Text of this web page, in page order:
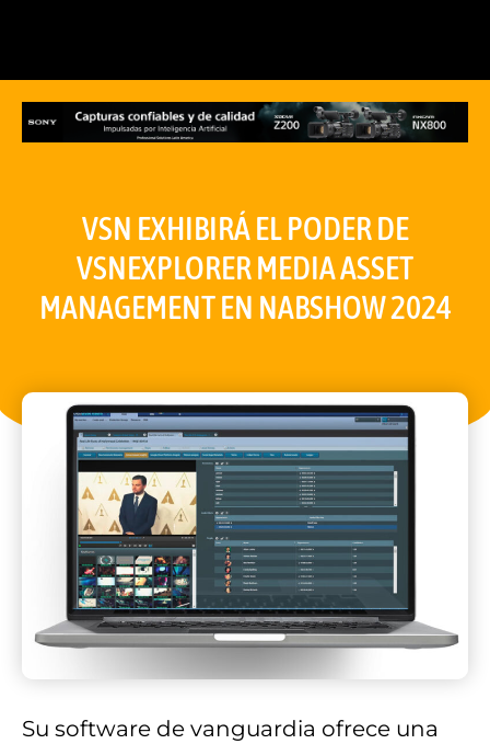
VSN EXHIBIRÁ EL PODER DE
VSNEXPLORER MEDIA ASSET
MANAGEMENT EN NABSHOW 2024
Su software de vanguardia ofrece una